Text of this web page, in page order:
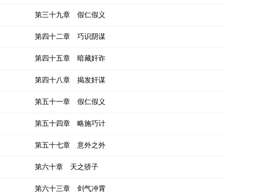
第三十九章 假仁假义
第四十二章 巧识阴谋
第四十五章 暗藏奸诈
第四十八章 揭发奸谋
第五十一章 假仁假义
第五十四章 略施巧计
第五十七章 意外之外
第六十章 天之骄子
第六十三章 剑气冲霄